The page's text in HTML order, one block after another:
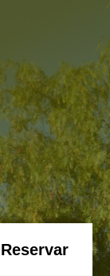
Reservar